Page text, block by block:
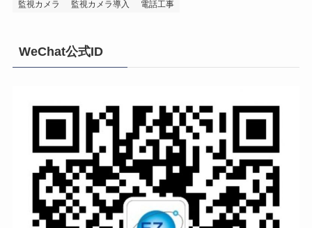
監視カメラ
監視カメラ導入 電話工事
WeChat公式ID